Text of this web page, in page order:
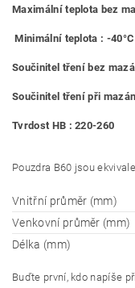
Maximální teplota bez
Minimální teplota : -40°C
Součinitel tření bez
Součinitel tření při
Tvrdost HB : 220-260
Pouzdra B60 jsou
Vnitřní průměr (mm)
Venkovní průměr (mm)
Délka (mm)
Buďte první, kdo napíše